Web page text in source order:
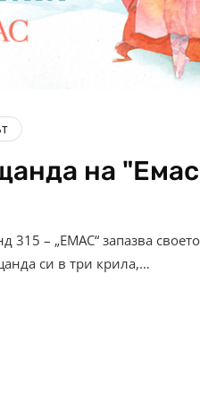
на
315 – „ЕМАС“ запазва
си в три крила,…